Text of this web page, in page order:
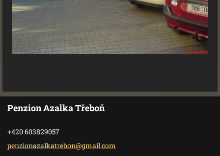
Penzion Azalka Třeboň
+420 603829057
penzionazalkatrebon@gmail.com